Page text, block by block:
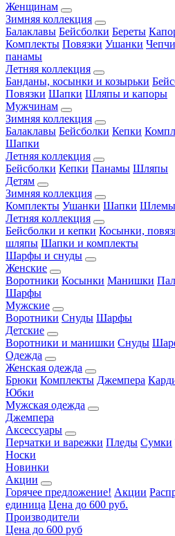
Женщинам
Зимняя коллекция
Балаклавы Бейсболки Береты
Комплекты Повязки Ушанки
панамы
Летняя коллекция
Банданы, косынки и козырьки
Повязки Шапки Шляпы и капоры
Мужчинам
Зимняя коллекция
Балаклавы Бейсболки Кепки
Шапки
Летняя коллекция
Бейсболки Кепки Панамы Шляпы
Детям
Зимняя коллекция
Комплекты Ушанки Шапки Шлемы
Летняя коллекция
Бейсболки и кепки Косынки,
шляпы Шапки и комплекты
Шарфы и снуды
Женские
Воротники Косынки Манишки
Шарфы
Мужские
Воротники Снуды Шарфы
Детские
Воротники и манишки Снуды
Одежда
Женская одежда
Брюки Комплекты Джемпера
Юбки
Мужская одежда
Джемпера
Аксессуары
Перчатки и варежки Пледы Сумки
Носки
Новинки
Акции
Горячее предложение! Акции
единица Цена до 600 руб.
Производители
Цена до 600 руб